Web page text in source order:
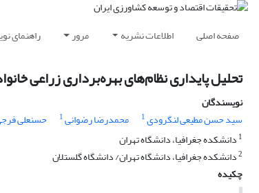
صفحه اصلی اطلاعات نشریه مرور راهنمای
تحلیل پایداری نظام‌های بهره‌‌برداری زراعی
نویسندگان
سید حسن مطیعی لنگرودی1 محمدرضا رضوانی1 حسنعلی
1 دانشکده جغرافیا، دانشگاه تهران
2دانشکده جغرافیا، دانشگاه تهران/ دانشگاه گلستلان
چکیده